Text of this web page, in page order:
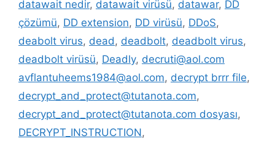
datawait nedir, datawait virüsü, datawar, DD
çözümü, DD extension, DD virüsü, DDoS,
deabolt virus, dead, deadbolt, deadbolt virus,
deadbolt virüsü, Deadly, decruti@aol.com
avflantuheems1984@aol.com, decrypt brrr file,
decrypt_and_protect@tutanota.com,
decrypt_and_protect@tutanota.com dosyası,
DECRYPT_INSTRUCTION,